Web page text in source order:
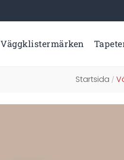
Väggklistermärken
Startsida /